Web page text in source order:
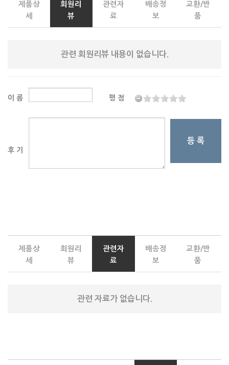
제품상
세
회원리
뷰
관련자
료
배송정
보
교환/반
품
관련 회원리뷰 내용이 없습니다.
이 름 평 점
후 기
등 록
제품상
세
회원리
뷰
관련자
료
배송정
보
교환/반
품
관련 자료가 없습니다.